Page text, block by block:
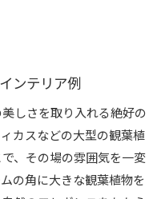
ンテリア例
しさを取り入れる絶好の
カスなどの大型の観葉植
、その場の雰囲気を一変
の角に大きな観葉植物を